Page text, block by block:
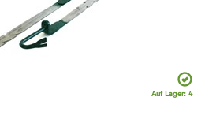
Auf Lager: 4